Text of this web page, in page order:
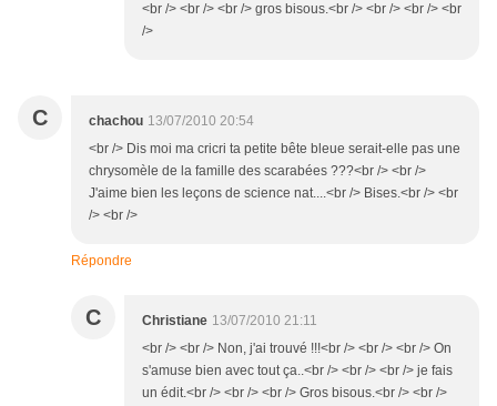
<br /> <br /> <br /> gros bisous.<br /> <br /> <br /> <br
/>
C chachou 13/07/2010 20:54
<br /> Dis moi ma cricri ta petite bête bleue serait-elle pas une
chrysomèle de la famille des scarabées ???<br /> <br />
J'aime bien les leçons de science nat....<br /> Bises.<br /> <br
/> <br />
Répondre
C Christiane 13/07/2010 21:11
<br /> <br /> Non, j'ai trouvé !!!<br /> <br /> <br /> On
s'amuse bien avec tout ça..<br /> <br /> <br /> je fais
un édit.<br /> <br /> <br /> Gros bisous.<br /> <br />